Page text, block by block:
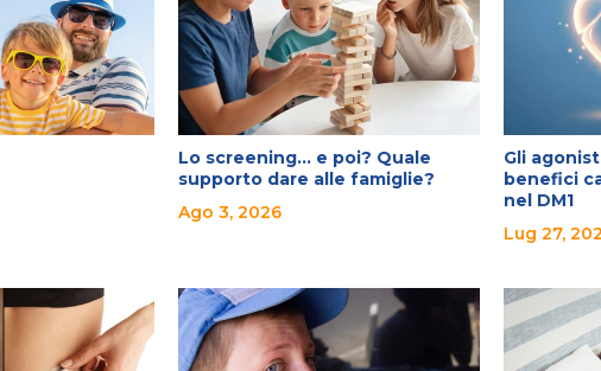
Lo screening… e poi? Quale
supporto dare alle famiglie?
Ago 3, 2026
Gli
benefici
nel DM1
Lug 27,